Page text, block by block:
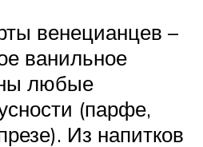
венецианцев –
ванильное
любые
(парфе,
Из напитков